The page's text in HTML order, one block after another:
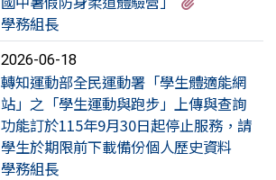
學務組長
2026-06-18
轉知運動部全民運動署「學生體適能網
站」之「學生運動與跑步」上傳與查詢
功能訂於115年9月30日起停止服務，請
學生於期限前下載備份個人歷史資料
學務組長